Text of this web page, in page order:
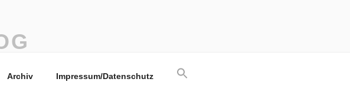
Archiv Impressum/Datenschutz